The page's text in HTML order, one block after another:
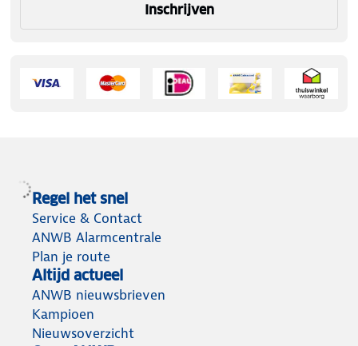
Inschrijven
Regel het snel
Service & Contact
ANWB Alarmcentrale
Plan je route
Altijd actueel
ANWB nieuwsbrieven
Kampioen
Nieuwsoverzicht